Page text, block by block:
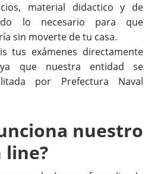
material didactico y de
lo necesario para que
sin moverte de tu casa.
tus exámenes directamente
que nuestra entidad se
por Prefectura Naval
nuestro
line?